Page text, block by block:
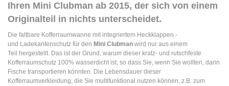
Ihren Mini Clubman ab 2015, der sich von einem
Originalteil in nichts unterscheidet.
Die faltbare Kofferraumwanne mit integriertem Heckklappen -
und Ladekantenschutz für den Mini Clubman wird nur aus einem
Teil hergestellt. Das ist der Grund, warum dieser kratz- und rutschfeste
Kofferraumschutz 100% wasserdicht ist, so dass Sie, wenn Sie wollten, darin
Fische transportieren könnten. Die Lebensdauer dieser
Kofferraumverkleidung, die Sie multifunktional nutzen können, z.B. zum